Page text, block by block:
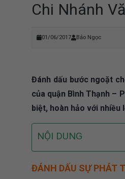
Chi Nhánh
01/06/2017 Bảo Ngọc
Đánh dấu bước ngoặt
của quận Bình Thạnh –
biệt, hoàn hảo với
NỘI DUNG
ĐÁNH DẤU SỰ PHÁT